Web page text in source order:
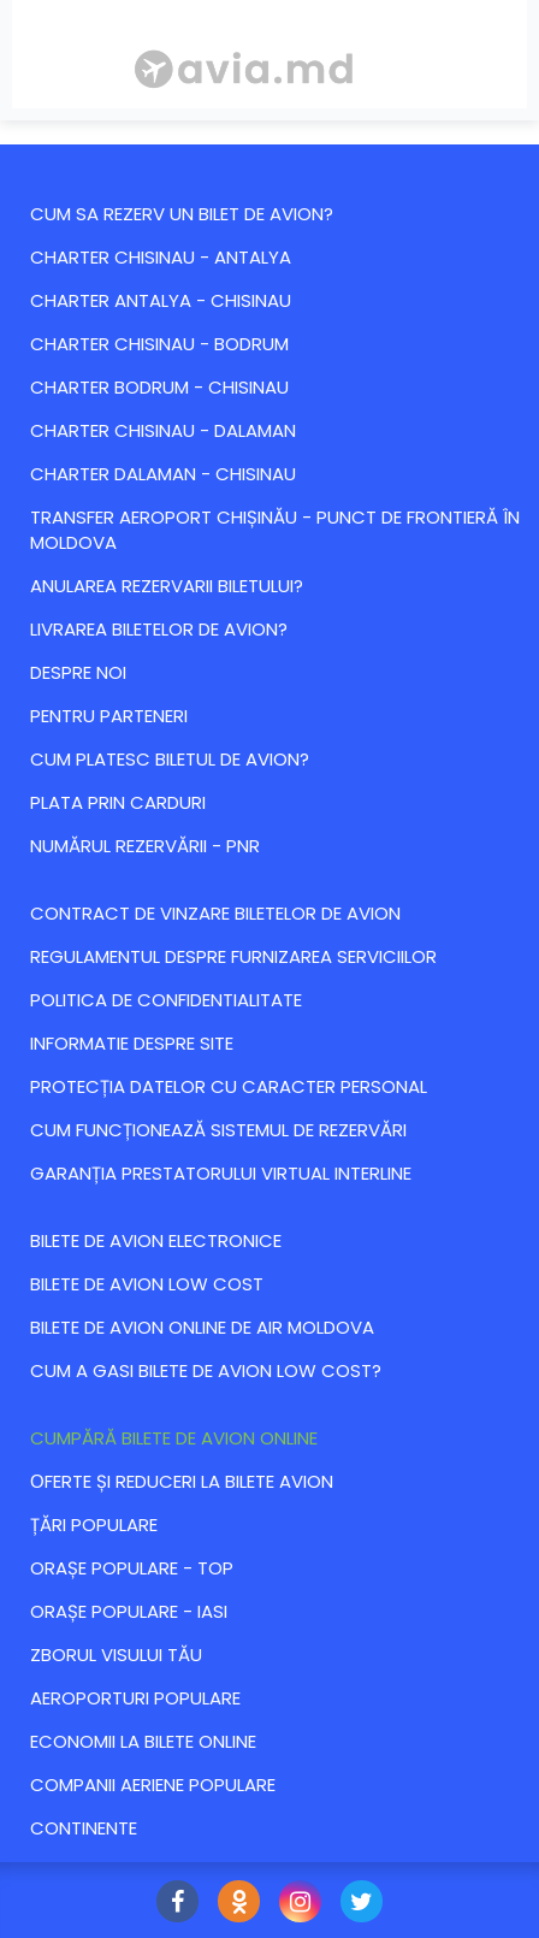
CUM SA REZERV UN BILET DE AVION?
CHARTER CHISINAU - ANTALYA
CHARTER ANTALYA - CHISINAU
CHARTER CHISINAU - BODRUM
CHARTER BODRUM - CHISINAU
CHARTER CHISINAU - DALAMAN
CHARTER DALAMAN - CHISINAU
TRANSFER AEROPORT CHIȘINĂU - PUNCT DE FRONTIERĂ ÎN
MOLDOVA
ANULAREA REZERVARII BILETULUI?
LIVRAREA BILETELOR DE AVION?
DESPRE NOI
PENTRU PARTENERI
CUM PLATESC BILETUL DE AVION?
PLATA PRIN CARDURI
NUMĂRUL REZERVĂRII - PNR
CONTRACT DE VINZARE BILETELOR DE AVION
REGULAMENTUL DESPRE FURNIZAREA SERVICIILOR
POLITICA DE CONFIDENTIALITATE
INFORMATIE DESPRE SITE
PROTECȚIA DATELOR CU CARACTER PERSONAL
CUM FUNCȚIONEAZĂ SISTEMUL DE REZERVĂRI
GARANȚIA PRESTATORULUI VIRTUAL INTERLINE
BILETE DE AVION ELECTRONICE
BILETE DE AVION LOW COST
BILETE DE AVION ONLINE DE AIR MOLDOVA
CUM A GASI BILETE DE AVION LOW COST?
CUMPĂRĂ BILETE DE AVION ONLINE
ОFERTE ȘI REDUCERI LA BILETE AVION
ȚĂRI POPULARE
ORAȘE POPULARE - TOP
ORAȘE POPULARE - IASI
ZBORUL VISULUI TĂU
AEROPORTURI POPULARE
ECONOMII LA BILETE ONLINE
COMPANII AERIENE POPULARE
CONTINENTE